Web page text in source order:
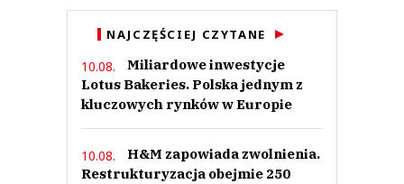
NAJCZĘŚCIEJ CZYTANE
10.08.
Miliardowe inwestycje
Lotus Bakeries. Polska jednym z
kluczowych rynków w Europie
10.08.
H&M zapowiada zwolnienia.
Restrukturyzacja obejmie 250